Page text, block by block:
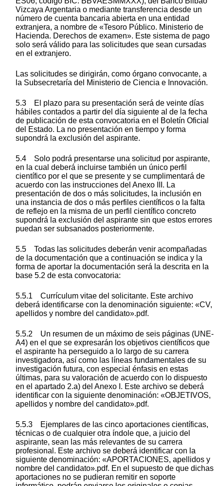
Vizcaya Argentaria o mediante transferencia desde un
número de cuenta bancaria abierta en una entidad
extranjera, a nombre de «Tesoro Público. Ministerio de
Hacienda. Derechos de examen». Este sistema de pago
solo será válido para las solicitudes que sean cursadas
en el extranjero.
Las solicitudes se dirigirán, como órgano convocante, a
la Subsecretaría del Ministerio de Ciencia e Innovación.
5.3 El plazo para su presentación será de veinte días
hábiles contados a partir del día siguiente al de la fecha
de publicación de esta convocatoria en el Boletín Oficial
del Estado. La no presentación en tiempo y forma
supondrá la exclusión del aspirante.
5.4 Solo podrá presentarse una solicitud por aspirante,
en la cual deberá incluirse también un único perfil
científico por el que se presente y se cumplimentará de
acuerdo con las instrucciones del Anexo III. La
presentación de dos o más solicitudes, la inclusión en
una instancia de dos o más perfiles científicos o la falta
de reflejo en la misma de un perfil científico concreto
supondrá la exclusión del aspirante sin que estos errores
puedan ser subsanados posteriormente.
5.5 Todas las solicitudes deberán venir acompañadas
de la documentación que a continuación se indica y la
forma de aportar la documentación será la descrita en la
base 5.2 de esta convocatoria:
5.5.1 Currículum vitae del solicitante. Este archivo
deberá identificarse con la denominación siguiente: «CV,
apellidos y nombre del candidato».pdf.
5.5.2 Un resumen de un máximo de seis páginas (UNE-
A4) en el que se expresarán los objetivos científicos que
el aspirante ha perseguido a lo largo de su carrera
investigadora, así como las líneas fundamentales de su
investigación futura, con especial énfasis en estas
últimas, para su valoración de acuerdo con lo dispuesto
en el apartado 2.a) del Anexo I. Este archivo se deberá
identificar con la siguiente denominación: «OBJETIVOS,
apellidos y nombre del candidato».pdf.
5.5.3 Ejemplares de las cinco aportaciones científicas,
técnicas o de cualquier otra índole que, a juicio del
aspirante, sean las más relevantes de su carrera
profesional. Este archivo se deberá identificar con la
siguiente denominación: «APORTACIONES, apellidos y
nombre del candidato».pdf. En el supuesto de que dichas
aportaciones no se pudieran remitir en soporte